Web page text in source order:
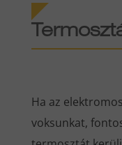
Ha az
voksunkat,